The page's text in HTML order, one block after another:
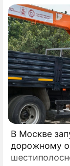
В Москве
дорожному